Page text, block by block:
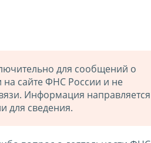
для сообщений о
сайте ФНС России и не
Информация направляется
для сведения.